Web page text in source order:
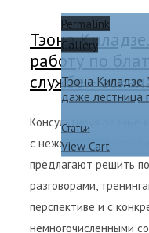
Permalink
Gallery
Тэона
даже лестница
Статьи
View Cart
Тэона
работу по
службе –
Консультируя разные
с нежеланием
предлагают решить
разговорами,
перспективе и с
немногочисленными